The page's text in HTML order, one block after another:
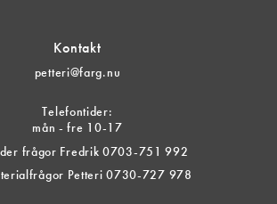
Kontakt
petteri@farg.nu
Telefontider:
mån - fre 10-17
frågor Fredrik 0703-751 992
Petteri 0730-727 978